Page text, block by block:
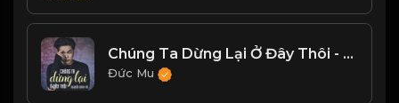
Chúng Ta Dừng Lại Ở Đây Thôi - Nguyễn Đình Vũ
Đức Mu